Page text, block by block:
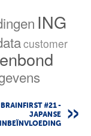
ING
customer
BRAINFIRST #21 -
JAPANSE